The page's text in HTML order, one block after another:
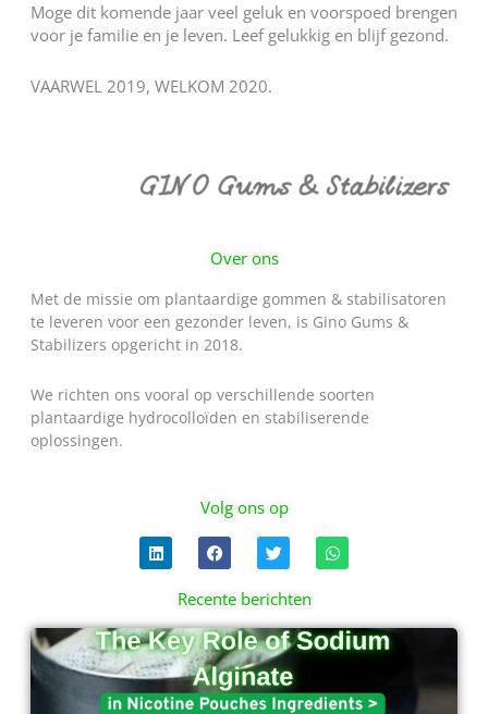
Moge dit komende jaar veel geluk en voorspoed brengen
voor je familie en je leven. Leef gelukkig en blijf gezond.
VAARWEL 2019, WELKOM 2020.
Over ons
Met de missie om plantaardige gommen & stabilisatoren
te leveren voor een gezonder leven, is Gino Gums &
Stabilizers opgericht in 2018.
We richten ons vooral op verschillende soorten
plantaardige hydrocolloïden en stabiliserende
oplossingen.
Volg ons op
L
i
n
d
i
n
F
a
c
e
b
o
o
k
T
w
i
t
t
e
r
W
h
a
a
p
p
Recente berichten
PaginaPaginaPaginaPagina